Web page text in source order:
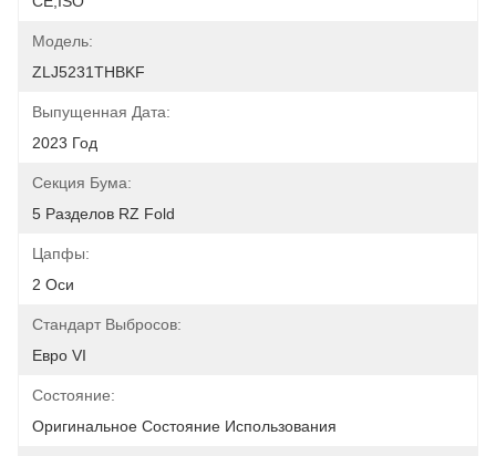
Модель:
ZLJ5231THBKF
Выпущенная Дата:
2023 Год
Секция Бума:
5 Разделов RZ Fold
Цапфы:
2 Оси
Стандарт Выбросов:
Евро VI
Состояние:
Оригинальное Состояние Использования